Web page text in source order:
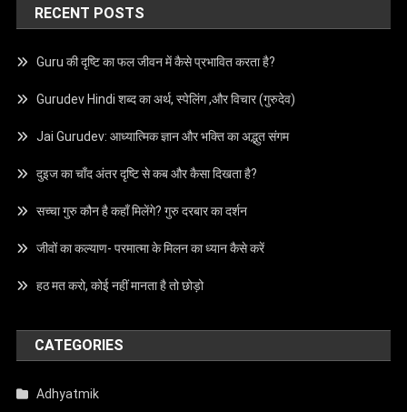
RECENT POSTS
Guru की दृष्टि का फल जीवन में कैसे प्रभावित करता है?
Gurudev Hindi शब्द का अर्थ, स्पेलिंग ,और विचार (गुरुदेव)
Jai Gurudev: आध्यात्मिक ज्ञान और भक्ति का अद्भुत संगम
दुइज का चाँद अंतर दृष्टि से कब और कैसा दिखता है?
सच्चा गुरु कौन है कहाँ मिलेंगे? गुरु दरबार का दर्शन
जीवों का कल्याण- परमात्मा के मिलन का ध्यान कैसे करें
हठ मत करो, कोई नहीं मानता है तो छोड़ो
CATEGORIES
Adhyatmik